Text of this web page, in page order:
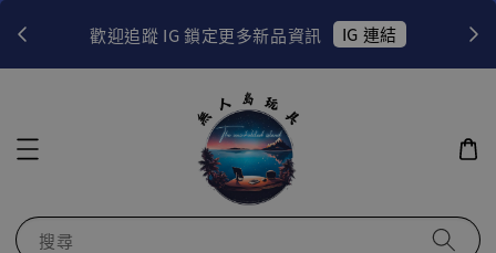
歡迎追蹤 IG 鎖定更多新品資訊 IG 連結
搜尋